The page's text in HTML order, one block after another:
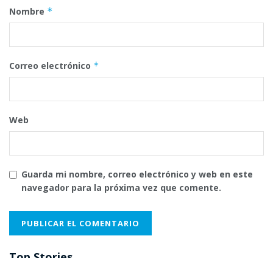
Nombre *
Correo electrónico *
Web
Guarda mi nombre, correo electrónico y web en este
navegador para la próxima vez que comente.